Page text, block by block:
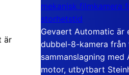
är
mekanisk filmkamera
storhetstid
Gevaert Automatic är
dubbel-8-kamera
sammanslagning
motor, utbytbart